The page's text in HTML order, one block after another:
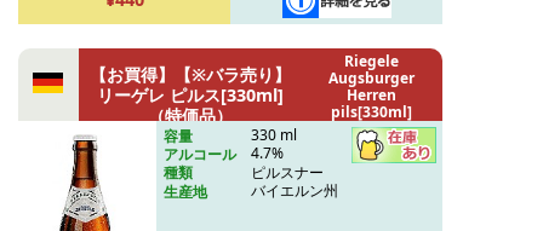
【お買得】【※バラ売り】
リーゲレ ピルス[330ml]
（特価品）
Riegele
Augsburger
Herren
pils[330ml]
(Special price)
容量
330 ml
アルコール
4.7%
種類
ピルスナー
生産地
バイエルン州